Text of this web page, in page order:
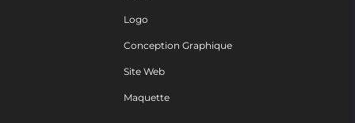
Logo
Conception Graphique
Site Web
Maquette